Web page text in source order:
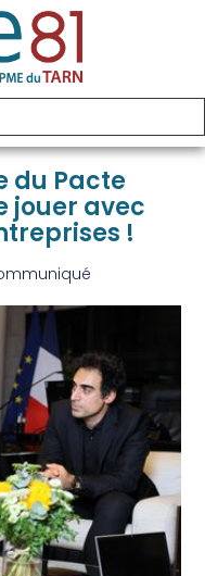
du Pacte
jouer avec
!